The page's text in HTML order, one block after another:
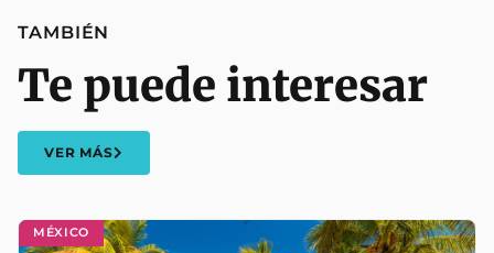
MÉXICO
TAMBIÉN
Te puede interesar
VER MÁS